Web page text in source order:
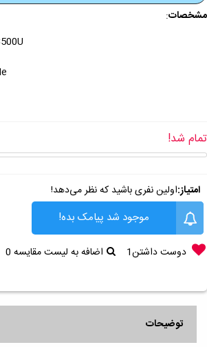
مشخصات:
تمام شد!
امتیاز:اولین نفری باشید که نظر می‌دهد!
موجود شد پیامک بده!
دوست داشتن1 اضافه به لیست مقایسه 0
توضیحات